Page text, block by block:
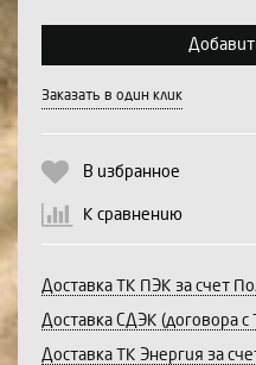
Выберите
Заказать в один клик
В избранное
К сравнению
Доставка ТК ПЭК за счет
Доставка СДЭК (договора с
Доставка ТК Энергия за